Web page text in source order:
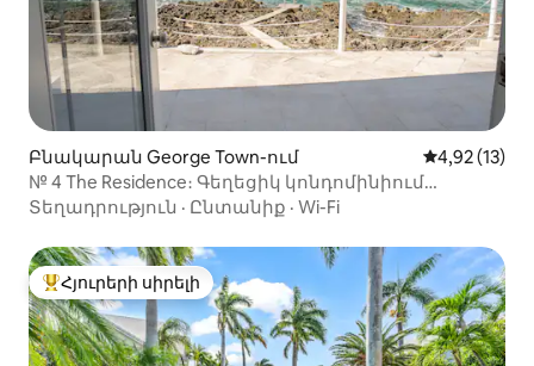
Բնակարան George Town-ում Միջին
4,92 (13)
№ 4 The Residence։ Գեղեցիկ կոնդոմինիում
օվկիանոսի ափին։
Տեղադրություն · Ընտանիք · Wi-Fi
Հյուրերի սիրելի լավագույն տները
Հյուրերի սիրելի